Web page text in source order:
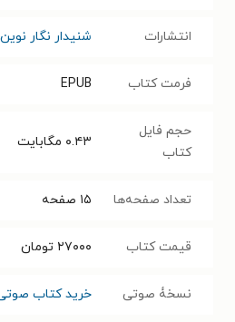
انتشارات شنیدار نگار نوین
فرمت کتاب EPUB
حجم فایل
کتاب
۰.۴۳ مگابایت
تعداد صفحه‌ها ۱۵ صفحه
قیمت کتاب ۲۷۰۰۰ تومان
نسخۀ صوتی خرید کتاب